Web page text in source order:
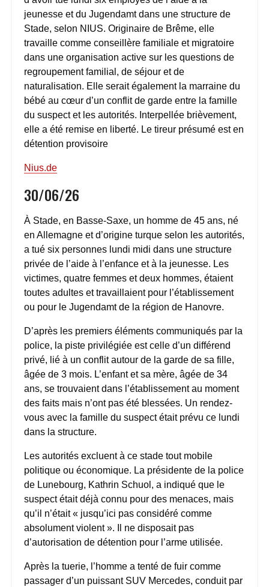
jeunesse et du Jugendamt dans une structure de
Stade, selon NIUS. Originaire de Brême, elle
travaille comme conseillère familiale et migratoire
dans une organisation active sur les questions de
regroupement familial, de séjour et de
naturalisation. Elle serait également la marraine du
bébé au cœur d’un conflit de garde entre la famille
du suspect et les autorités. Interpellée brièvement,
elle a été remise en liberté. Le tireur présumé est en
détention provisoire
Nius.de
30/06/26
À Stade, en Basse-Saxe, un homme de 45 ans, né
en Allemagne et d’origine turque selon les autorités,
a tué six personnes lundi midi dans une structure
privée de l’aide à l’enfance et à la jeunesse. Les
victimes, quatre femmes et deux hommes, étaient
toutes adultes et travaillaient pour l’établissement
ou pour le Jugendamt de la région de Hanovre.
D’après les premiers éléments communiqués par la
police, la piste privilégiée est celle d’un différend
privé, lié à un conflit autour de la garde de sa fille,
âgée de 3 mois. L’enfant et sa mère, âgée de 34
ans, se trouvaient dans l’établissement au moment
des faits mais n’ont pas été blessées. Un rendez-
vous avec la famille du suspect était prévu ce lundi
dans la structure.
Les autorités excluent à ce stade tout mobile
politique ou économique. La présidente de la police
de Lunebourg, Kathrin Schuol, a indiqué que le
suspect était déjà connu pour des menaces, mais
qu’il n’était « jusqu’ici pas considéré comme
absolument violent ». Il ne disposait pas
d’autorisation de détention pour l’arme utilisée.
Après la tuerie, l’homme a tenté de fuir comme
passager d’un puissant SUV Mercedes, conduit par